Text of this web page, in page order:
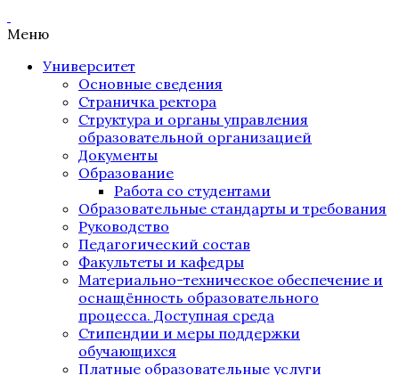
Меню
Университет
Основные сведения
Страничка ректора
Структура и органы управления
образовательной организацией
Документы
Образование
Работа со студентами
Образовательные стандарты и требования
Руководство
Педагогический состав
Факультеты и кафедры
Материально-техническое обеспечение и
оснащённость образовательного
процесса. Доступная среда
Стипендии и меры поддержки
обучающихся
Платные образовательные услуги